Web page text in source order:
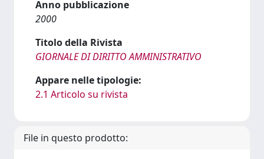
Anno pubblicazione
2000
Titolo della Rivista
GIORNALE DI DIRITTO AMMINISTRATIVO
Appare nelle tipologie:
2.1 Articolo su rivista
File in questo prodotto: